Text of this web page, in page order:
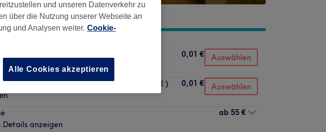
0,01 € Auswählen
( 10 Sitzungen á 50 Minuten für nur 400,-€ )
0,01 € Auswählen
Details anzeigen
ab 55 €
und unseren Datenverkehr zu
über die Nutzung unserer Webseite an
und Analysen weiter. Cookie-
Alle Cookies akzeptieren